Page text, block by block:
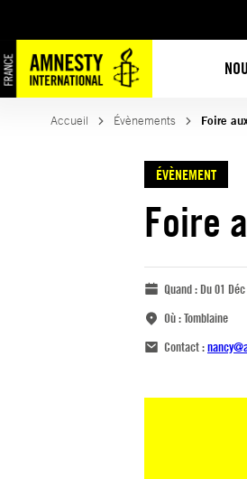
Accueil Évènements Foire
ÉVÈNEMENT
Foire
Quand :Du 01
Où :Tomblaine
Contact :